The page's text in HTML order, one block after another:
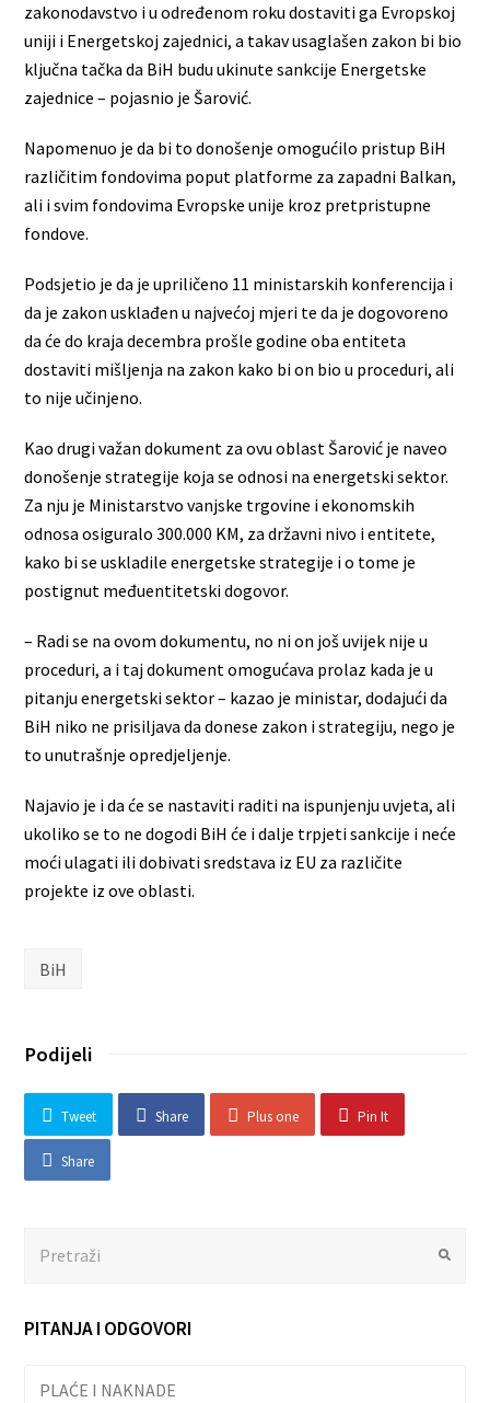
zakonodavstvo i u određenom roku dostaviti ga Evropskoj
uniji i Energetskoj zajednici, a takav usaglašen zakon bi bio
ključna tačka da BiH budu ukinute sankcije Energetske
zajednice – pojasnio je Šarović.
Napomenuo je da bi to donošenje omogućilo pristup BiH
različitim fondovima poput platforme za zapadni Balkan,
ali i svim fondovima Evropske unije kroz pretpristupne
fondove.
Podsjetio je da je upriličeno 11 ministarskih konferencija i
da je zakon usklađen u najvećoj mjeri te da je dogovoreno
da će do kraja decembra prošle godine oba entiteta
dostaviti mišljenja na zakon kako bi on bio u proceduri, ali
to nije učinjeno.
Kao drugi važan dokument za ovu oblast Šarović je naveo
donošenje strategije koja se odnosi na energetski sektor.
Za nju je Ministarstvo vanjske trgovine i ekonomskih
odnosa osiguralo 300.000 KM, za državni nivo i entitete,
kako bi se uskladile energetske strategije i o tome je
postignut međuentitetski dogovor.
– Radi se na ovom dokumentu, no ni on još uvijek nije u
proceduri, a i taj dokument omogućava prolaz kada je u
pitanju energetski sektor – kazao je ministar, dodajući da
BiH niko ne prisiljava da donese zakon i strategiju, nego je
to unutrašnje opredjeljenje.
Najavio je i da će se nastaviti raditi na ispunjenju uvjeta, ali
ukoliko se to ne dogodi BiH će i dalje trpjeti sankcije i neće
moći ulagati ili dobivati sredstava iz EU za različite
projekte iz ove oblasti.
BiH
Podijeli
Tweet Share Plus one Pin It
Share
Submit
PITANJA I ODGOVORI
PLAĆE I NAKNADE